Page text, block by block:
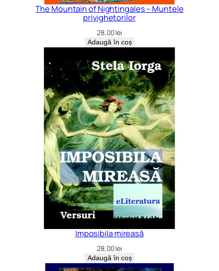
The Mountain of Nightingales – Muntele
privighetorilor
28,00lei
Adaugă în coș
Imposibila mireasă
28,00lei
Adaugă în coș